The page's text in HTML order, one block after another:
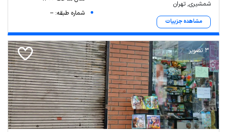
شمشیری, تهران
مشاهده جزییات
شماره طبقه: --
3 تصویر